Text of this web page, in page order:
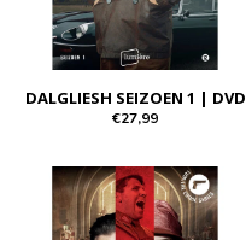
DALGLIESH SEIZOEN 1 | DVD
€27,99